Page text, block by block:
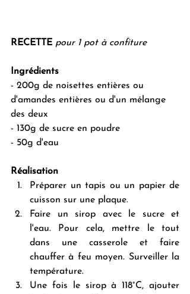
RECETTE pour 1 pot à confiture
Ingrédients
- 200g de noisettes entières ou
d'amandes entières ou d'un mélange
des deux
- 130g de sucre en poudre
- 50g d'eau
Réalisation
Préparer un tapis ou un papier de
cuisson sur une plaque.
Faire un sirop avec le sucre et
l'eau. Pour cela, mettre le tout
dans une casserole et faire
chauffer à feu moyen. Surveiller la
température.
Une fois le sirop à 118°C, ajouter